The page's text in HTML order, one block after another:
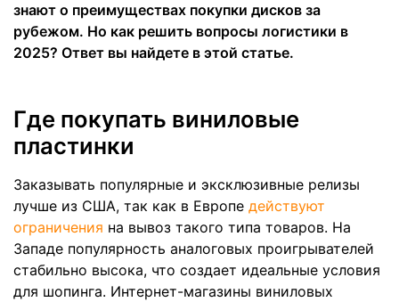
знают о преимуществах покупки дисков за
рубежом. Но как решить вопросы логистики в
2025? Ответ вы найдете в этой статье.
Где покупать виниловые
пластинки
Заказывать популярные и эксклюзивные релизы
лучше из США, так как в Европе действуют
ограничения на вывоз такого типа товаров. На
Западе популярность аналоговых проигрывателей
стабильно высока, что создает идеальные условия
для шопинга. Интернет-магазины виниловых